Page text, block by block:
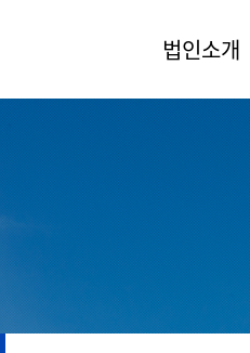
법인소개
인사말
법인소개
조직도
운영위원회
정관